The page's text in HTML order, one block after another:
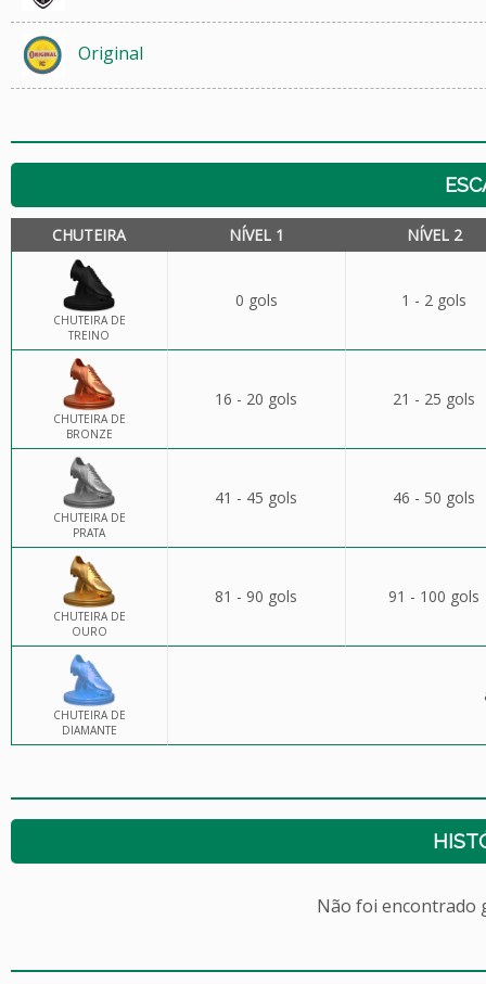
Original
CHUTEIRA NÍVEL 1 NÍVEL 2
CHUTEIRA DE
TREINO
0 gols 1 - 2 gols
CHUTEIRA DE
BRONZE
16 - 20 gols 21 - 25 gols
CHUTEIRA DE
PRATA
41 - 45 gols 46 - 50 gols
CHUTEIRA DE
OURO
81 - 90 gols 91 - 100 gols
CHUTEIRA DE
DIAMANTE
Não foi encontrado